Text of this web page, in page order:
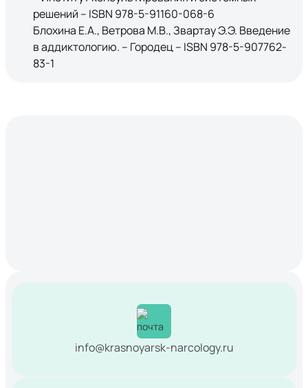
решений – ISBN 978-5-91160-068-6
Блохина Е.А., Ветрова М.В., Звартау Э.Э. Введение
в аддиктологию. – Городец – ISBN 978-5-907762-
83-1
info@krasnoyarsk-narcology.ru